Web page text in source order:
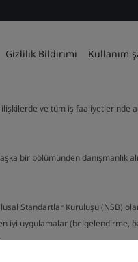
Gizlilik Bildirimi Kullanım
ve tüm iş
bir bölümünden danışmanlık
Standartlar Kuruluşu (NSB)
iyi uygulamalar (belgelendirme,